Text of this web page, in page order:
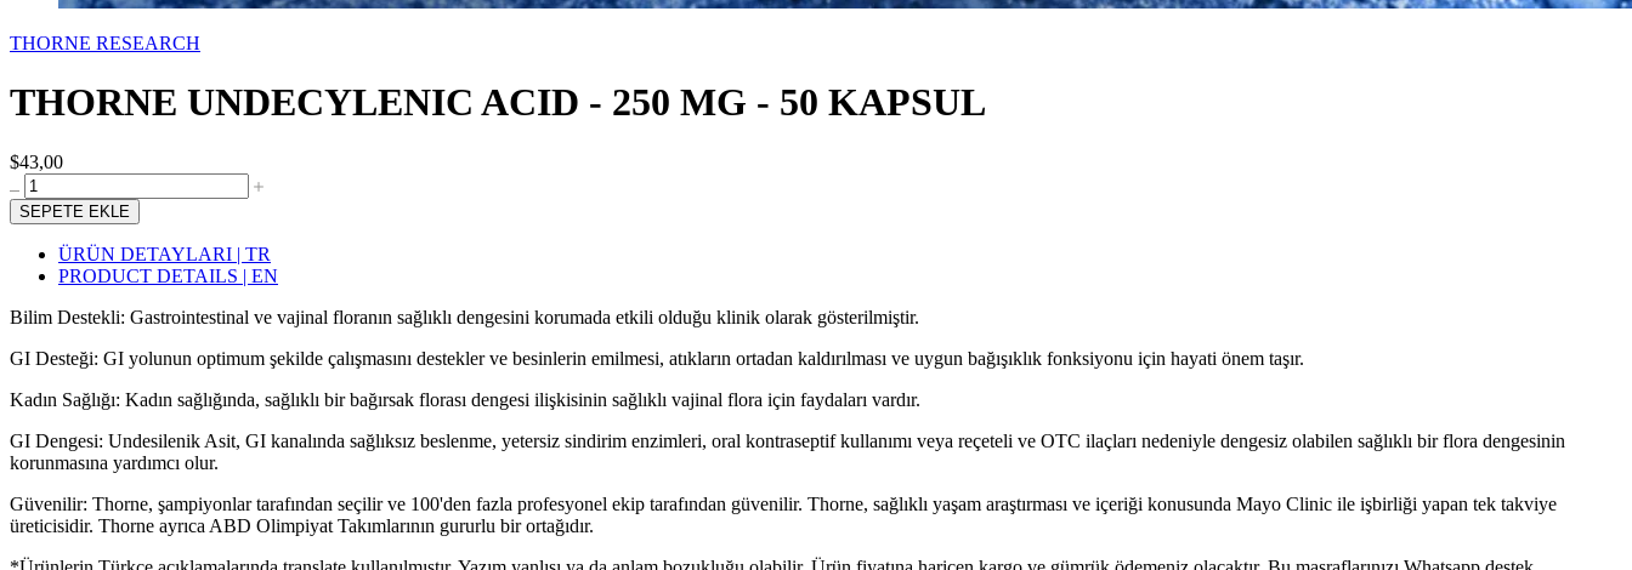
THORNE RESEARCH
THORNE UNDECYLENIC ACID - 250 MG - 50 KAPSUL
$43,00
SEPETE EKLE
ÜRÜN DETAYLARI | TR
PRODUCT DETAILS | EN
Bilim Destekli: Gastrointestinal ve vajinal floranın sağlıklı dengesini korumada etkili olduğu klinik olarak gösterilmiştir.
GI Desteği: GI yolunun optimum şekilde çalışmasını destekler ve besinlerin emilmesi, atıkların ortadan kaldırılması ve uygun bağışıklık fonksiyonu için hayati önem taşır.
Kadın Sağlığı: Kadın sağlığında, sağlıklı bir bağırsak florası dengesi ilişkisinin sağlıklı vajinal flora için faydaları vardır.
GI Dengesi: Undesilenik Asit, GI kanalında sağlıksız beslenme, yetersiz sindirim enzimleri, oral kontraseptif kullanımı veya reçeteli ve OTC ilaçları nedeniyle dengesiz olabilen sağlıklı bir flora dengesinin
korunmasına yardımcı olur.
Güvenilir: Thorne, şampiyonlar tarafından seçilir ve 100'den fazla profesyonel ekip tarafından güvenilir. Thorne, sağlıklı yaşam araştırması ve içeriği konusunda Mayo Clinic ile işbirliği yapan tek takviye
üreticisidir. Thorne ayrıca ABD Olimpiyat Takımlarının gururlu bir ortağıdır.